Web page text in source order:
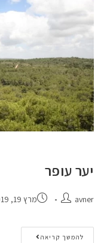
יער עופר
avner מרץ 19, 2019
להמשך קריאה